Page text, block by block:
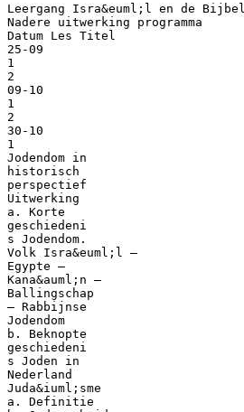
Leergang Isra&euml;l en de Bijbel
Nadere uitwerking programma
Datum Les Titel
25-09
1
2
09-10
1
2
30-10
1
Jodendom in
historisch
perspectief
Uitwerking
a. Korte
geschiedeni
s Jodendom.
Volk Isra&euml;l –
Egypte –
Kana&auml;n –
Ballingschap
– Rabbijnse
Jodendom
b. Beknopte
geschiedeni
s Joden in
Nederland
Juda&iuml;sme
a. Definitie